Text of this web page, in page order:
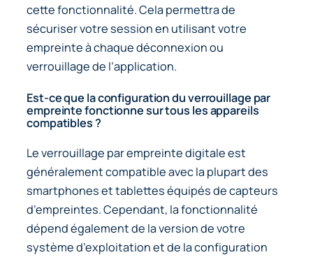
cette fonctionnalité. Cela permettra de
sécuriser votre session en utilisant votre
empreinte à chaque déconnexion ou
verrouillage de l’application.
Est-ce que la configuration du verrouillage par
empreinte fonctionne sur tous les appareils
compatibles ?
Le verrouillage par empreinte digitale est
généralement compatible avec la plupart des
smartphones et tablettes équipés de capteurs
d’empreintes. Cependant, la fonctionnalité
dépend également de la version de votre
système d’exploitation et de la configuration